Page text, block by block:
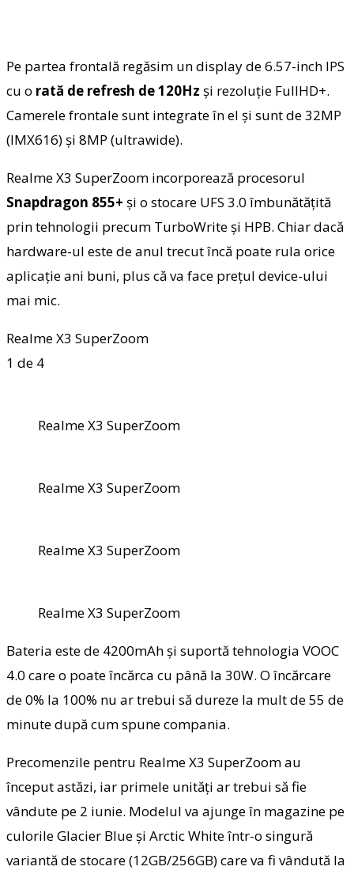
Pe partea frontală regăsim un display de 6.57-inch IPS
cu o rată de refresh de 120Hz și rezoluție FullHD+.
Camerele frontale sunt integrate în el și sunt de 32MP
(IMX616) și 8MP (ultrawide).
Realme X3 SuperZoom incorporează procesorul
Snapdragon 855+ și o stocare UFS 3.0 îmbunătățită
prin tehnologii precum TurboWrite și HPB. Chiar dacă
hardware-ul este de anul trecut încă poate rula orice
aplicație ani buni, plus că va face prețul device-ului
mai mic.
Realme X3 SuperZoom
1 de 4
Realme X3 SuperZoom
Realme X3 SuperZoom
Realme X3 SuperZoom
Realme X3 SuperZoom
Bateria este de 4200mAh și suportă tehnologia VOOC
4.0 care o poate încărca cu până la 30W. O încărcare
de 0% la 100% nu ar trebui să dureze la mult de 55 de
minute după cum spune compania.
Precomenzile pentru Realme X3 SuperZoom au
început astăzi, iar primele unități ar trebui să fie
vândute pe 2 iunie. Modelul va ajunge în magazine pe
culorile Glacier Blue și Arctic White într-o singură
variantă de stocare (12GB/256GB) care va fi vândută la